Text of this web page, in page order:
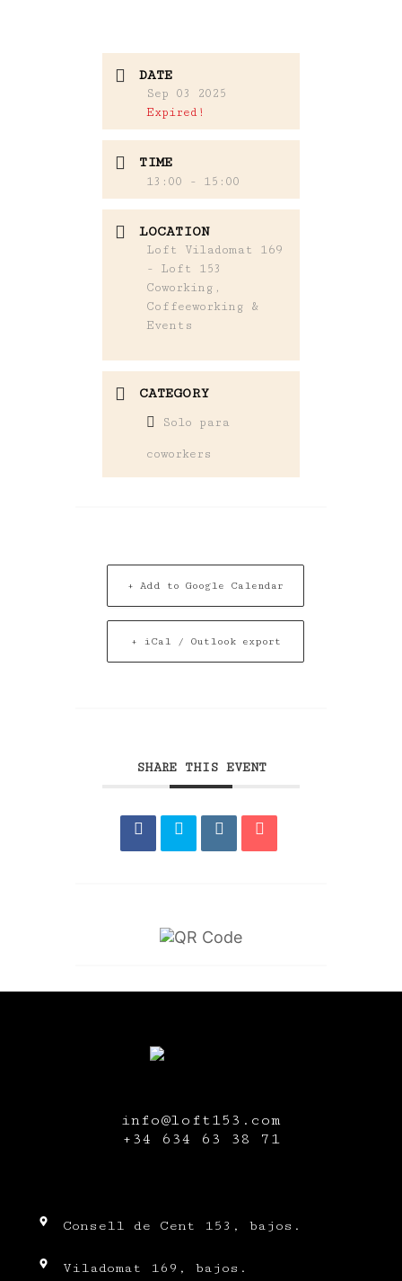
DATE
Sep 03 2025
Expired!
TIME
13:00 - 15:00
LOCATION
Loft Viladomat 169
- Loft 153
Coworking,
Coffeeworking &
Events
CATEGORY
Solo para
coworkers
+ Add to Google Calendar
+ iCal / Outlook export
SHARE THIS EVENT
info@loft153.com
+34 634 63 38 71
Consell de Cent 153, bajos.
Viladomat 169, bajos.